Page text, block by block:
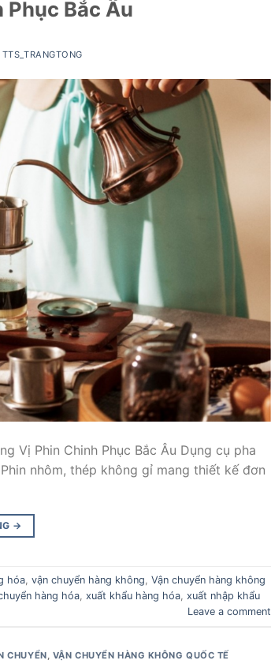
Phục Bắc Âu
TTS_TRANGTONG
Vị Phin Chinh Phục Bắc Âu Dụng cụ pha
nhôm, thép không gỉ mang thiết kế đơn
→
hóa vận chuyển hàng không Vận chuyển hàng không
hàng hóa xuất khẩu hàng hóa xuất nhập khẩu
Leave a comment
CHUYỂN VẬN CHUYỂN HÀNG KHÔNG QUỐC TẾ